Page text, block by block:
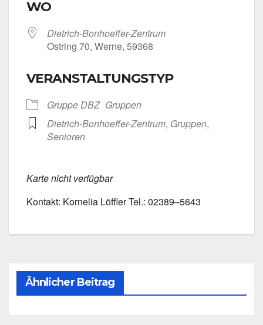
WO
Dietrich-Bonhoeffer-Zentrum
Ost­ring 70, Wer­ne, 59368
VERANSTALTUNGSTYP
Grup­pe DBZ Grup­pen
Dietrich-Bonhoeffer-Zentrum, Grup­pen,
Senio­ren
Kar­te nicht ver­füg­bar
Kon­takt: Kor­ne­lia Löff­ler Tel.: 02389–5643
Ähnlicher Beitrag